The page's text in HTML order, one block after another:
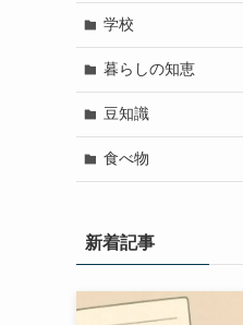
学校
暮らしの知恵
豆知識
食べ物
新着記事